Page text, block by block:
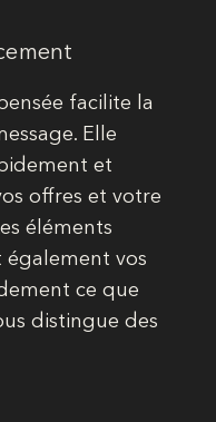
facilite la
Elle
et
offres et votre
éléments
également vos
ce que
distingue des